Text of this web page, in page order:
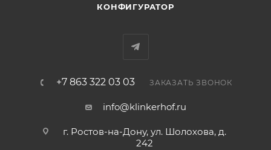
КОНФИГУРАТОР
+7 863 322 03 03 ЗАКАЗАТЬ ЗВОНОК
info@klinkerhof.ru
г. Ростов-на-Дону, ул. Шолохова, д.
242